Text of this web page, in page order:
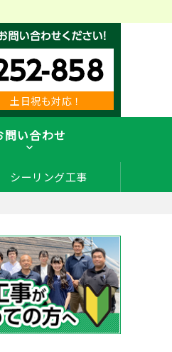
土日祝も対応！
問い合わせ
シーリング工事